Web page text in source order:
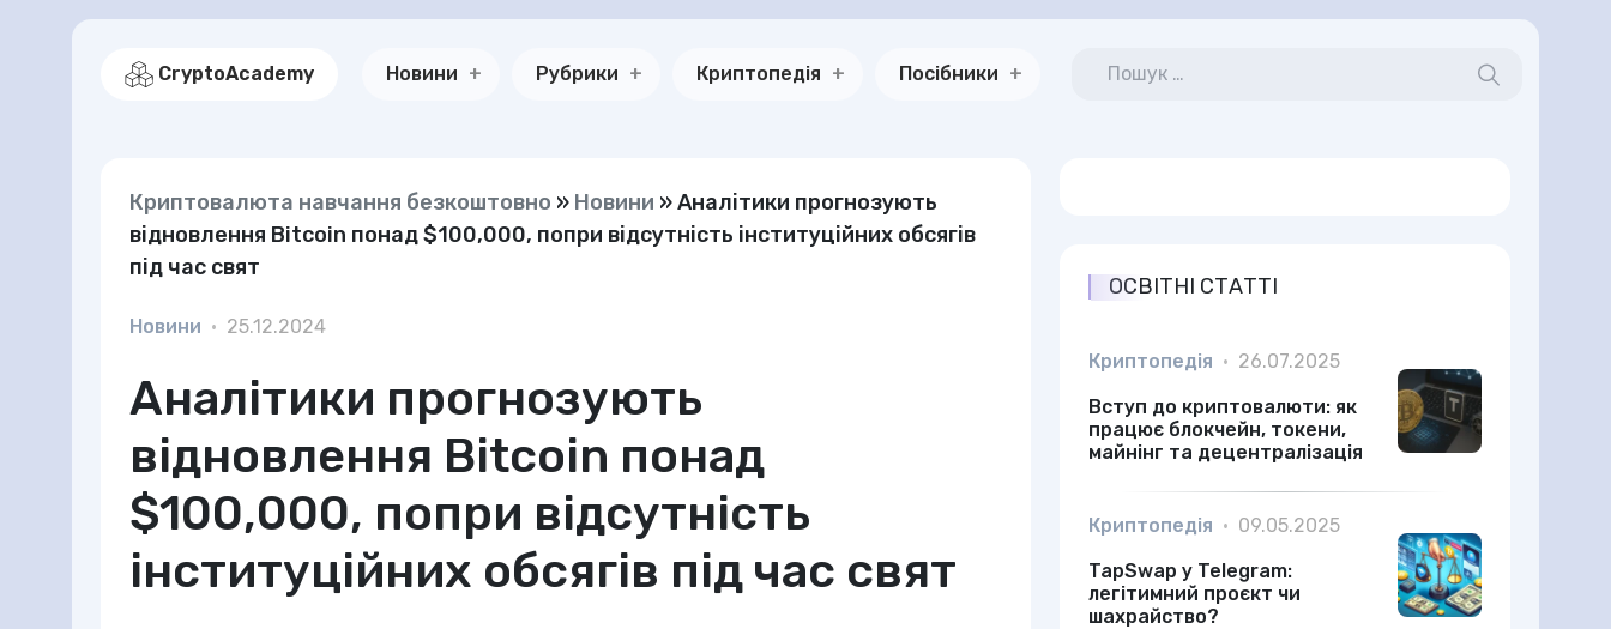
CryptoAcademy Новини Рубрики Криптопедія Посібники
Криптовалюта навчання безкоштовно » Новини »Аналітики прогнозують
відновлення Bitcoin понад $100,000, попри відсутність інституційних обсягів
під час свят
Новини • 25.12.2024
Аналітики прогнозують
відновлення Bitcoin понад
$100,000, попри відсутність
інституційних обсягів під час свят
ОСВІТНІ СТАТТІ
Криптопедія • 26.07.2025
Вступ до криптовалюти: як
працює блокчейн, токени,
майнінг та децентралізація
Криптопедія • 09.05.2025
TapSwap у Telegram:
легітимний проєкт чи
шахрайство?